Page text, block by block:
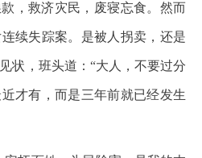
，救济灾民，废寝忘食。然而
续失踪案。是被人拐卖，还是
状，班头道：“大人，不要过分
才有，而是三年前就已经发生